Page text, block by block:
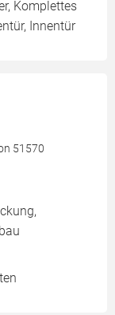
Komplettes
Innentür
51570